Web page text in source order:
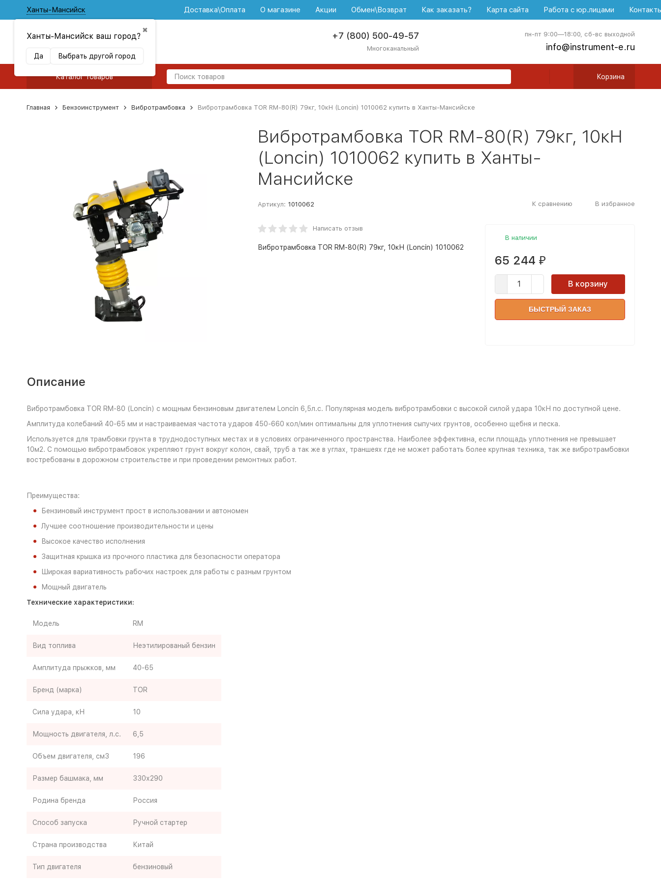
Ханты-Мансийск
✖
Ханты-Мансийск ваш город?
Да Выбрать другой город
Доставка\Оплата О магазине Акции Обмен\Возврат Как заказать? Карта сайта Работа с юр.лицами
+7 (800) 500-49-57
Многоканальный
пн-пт 9:00—18:00, сб-вс выходной
info@instrument-e.ru
Каталог товаров Корзина
Главная Бензоинструмент Вибротрамбовка Вибротрамбовка TOR RM-80(R) 79кг, 10кН (Loncin) 1010062 купить в Ханты-Мансийске
Вибротрамбовка TOR RM-80(R) 79кг, 10кН
(Loncin) 1010062 купить в Ханты-
Мансийске
Артикул: 1010062 К сравнению В избранное
Написать отзыв
Вибротрамбовка TOR RM-80(R) 79кг, 10кН (Loncin) 1010062
В наличии
65 244 ₽
В корзину
БЫСТРЫЙ ЗАКАЗ
Описание
Вибротрамбовка TOR RM-80 (Loncin) с мощным бензиновым двигателем Loncin 6,5л.с. Популярная модель вибротрамбовки с высокой силой удара 10кН по доступной цене.
Амплитуда колебаний 40-65 мм и настраиваемая частота ударов 450-660 кол/мин оптимальны для уплотнения сыпучих грунтов, особенно щебня и песка.
Используется для трамбовки грунта в труднодоступных местах и в условиях ограниченного пространства. Наиболее эффективна, если площадь уплотнения не превышает
10м2. С помощью вибротрамбовок укрепляют грунт вокруг колон, свай, труб а так же в углах, траншеях где не может работать более крупная техника, так же вибротрамбовки
востребованы в дорожном строительстве и при проведении ремонтных работ.
Преимущества:
Бензиновый инструмент прост в использовании и автономен
Лучшее соотношение производительности и цены
Высокое качество исполнения
Защитная крышка из прочного пластика для безопасности оператора
Широкая вариативность рабочих настроек для работы с разным грунтом
Мощный двигатель
Технические характеристики:
Модель RM
Вид топлива Неэтилированый бензин
Амплитуда прыжков, мм 40-65
Бренд (марка) TOR
Сила удара, кН 10
Мощность двигателя, л.с. 6,5
Объем двигателя, см3 196
Размер башмака, мм 330х290
Родина бренда Россия
Способ запуска Ручной стартер
Страна производства Китай
Тип двигателя бензиновый